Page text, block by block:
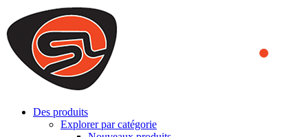
We use cookies to ensure that we provide you the best experience
on our website. By continuing to browse this website, you accept
that cookies are used to help us analyze how the website is used and
to offer you a better experience. To learn more or to find out how
you can disable cookies, you can access our
Des produits
Explorer par catégorie